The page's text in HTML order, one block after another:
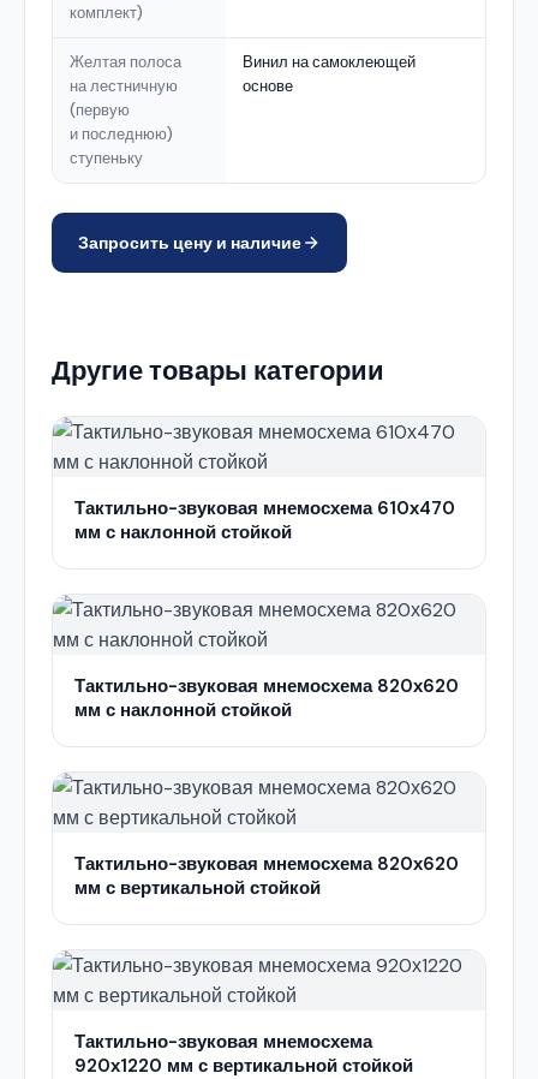
комплект)
Желтая полоса
на лестничную
(первую
и последнюю)
ступеньку
Винил на самоклеющей
основе
Запросить цену и наличие
Другие товары категории
Тактильно-звуковая мнемосхема 610х470
мм с наклонной стойкой
Тактильно-звуковая мнемосхема 820х620
мм с наклонной стойкой
Тактильно-звуковая мнемосхема 820х620
мм с вертикальной стойкой
Тактильно-звуковая мнемосхема
920х1220 мм с вертикальной стойкой